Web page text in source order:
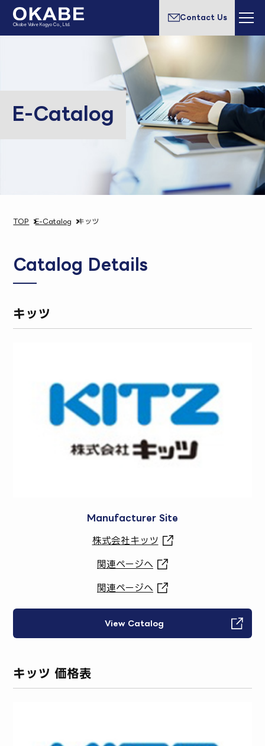
Okabe Valve Kogyo Co., Ltd.
Contact Us
E-Catalog
TOP E-Catalog キッツ
Catalog Details
キッツ
Manufacturer Site
株式会社キッツ
関連ページへ
関連ページへ
View Catalog
キッツ 価格表